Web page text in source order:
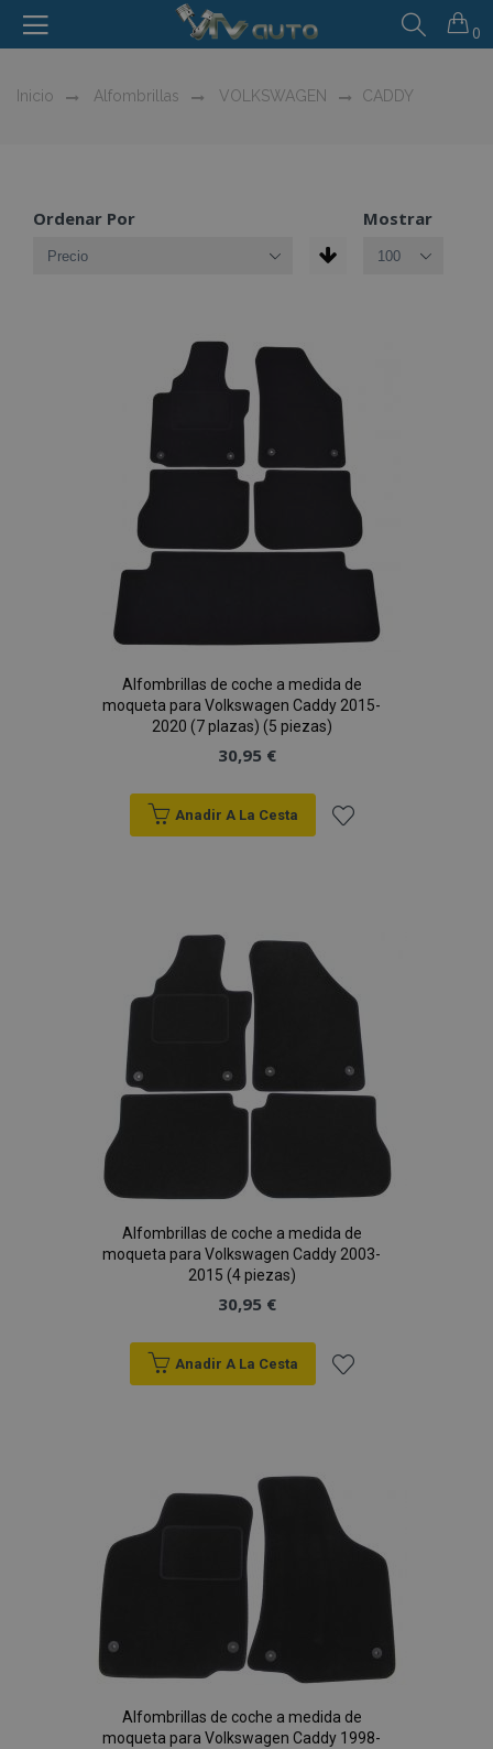
0
Inicio Alfombrillas VOLKSWAGEN CADDY
Ordenar Por Mostrar
Alfombrillas de coche a medida de
moqueta para Volkswagen Caddy 2015-
2020 (7 plazas) (5 piezas)
30,95 €
Anadir A La Cesta
de
Deseos
Alfombrillas de coche a medida de
moqueta para Volkswagen Caddy 2003-
2015 (4 piezas)
30,95 €
Anadir A La Cesta
Lista
de
Deseos
Alfombrillas de coche a medida de
moqueta para Volkswagen Caddy 1998-